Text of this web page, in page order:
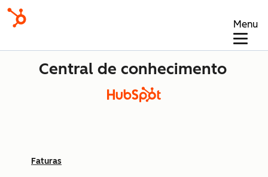
Menu
Central de conhecimento
Faturas